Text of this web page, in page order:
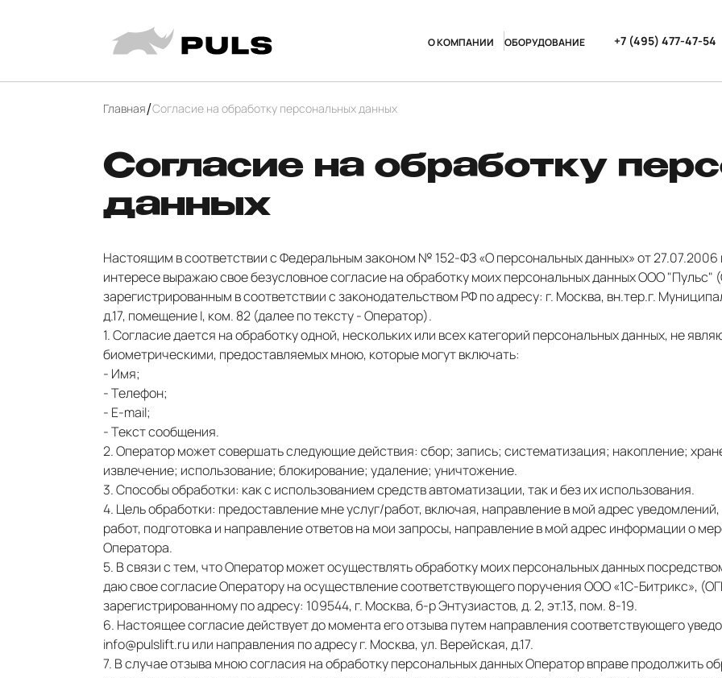
О КОМПАНИИ ОБОРУДОВАНИЕ +7 (495) 477-47-54
Главная Согласие на обработку персональных данных
Согласие на обработку
данных
Настоящим в соответствии с Федеральным законом № 152-ФЗ «О персональных данных» от 27.07.2006
интересе выражаю свое безусловное согласие на обработку моих персональных данных ООО
зарегистрированным в соответствии с законодательством РФ по адресу: г. Москва, вн.тер.г.
д.17, помещение I, ком. 82 (далее по тексту - Оператор).
1. Согласие дается на обработку одной, нескольких или всех категорий персональных данных, не
биометрическими, предоставляемых мною, которые могут включать:
- Имя;
- Телефон;
- E-mail;
- Текст сообщения.
2. Оператор может совершать следующие действия: сбор; запись; систематизация; накопление;
извлечение; использование; блокирование; удаление; уничтожение.
3. Способы обработки: как с использованием средств автоматизации, так и без их использования.
4. Цель обработки: предоставление мне услуг/работ, включая, направление в мой адрес
работ, подготовка и направление ответов на мои запросы, направление в мой адрес информации о
Оператора.
5. В связи с тем, что Оператор может осуществлять обработку моих персональных данных
даю свое согласие Оператору на осуществление соответствующего поручения ООО «1С-Битрикс»,
зарегистрированному по адресу: 109544, г. Москва, б-р Энтузиастов, д. 2, эт.13, пом. 8-19.
6. Настоящее согласие действует до момента его отзыва путем направления соответствующего
info@pulslift.ru или направления по адресу г. Москва, ул. Верейская, д.17.
7. В случае отзыва мною согласия на обработку персональных данных Оператор вправе продолжить